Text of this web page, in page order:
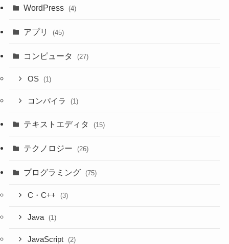
WordPress (4)
アプリ (45)
コンピュータ (27)
OS (1)
コンパイラ (1)
テキストエディタ (15)
テクノロジー (26)
プログラミング (75)
C・C++ (3)
Java (1)
JavaScript (2)